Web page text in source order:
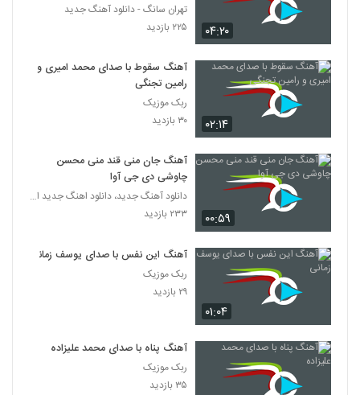
۰۴:۲۰
تهران سانگ - دانلود آهنگ جدید
۲۲۵ بازدید
۰۲:۱۴
آهنگ سقوط با صدای محمد امیری و
رامین تجنگی
ربک موزیک
۳۰ بازدید
۰۰:۵۹
آهنگ جان منی قند منی محسن
چاوشی دی جی آوا
دانلود آهنگ جدید، دانلود اهنگ جدید ایرانی
۲۳۳ بازدید
۰۱:۰۴
آهنگ این نفس با صدای یوسف زمانی
ربک موزیک
۲۹ بازدید
آهنگ پناه با صدای محمد علیزاده
ربک موزیک
۳۵ بازدید